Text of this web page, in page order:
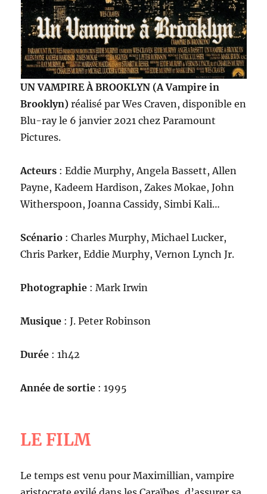
UN VAMPIRE À BROOKLYN (A Vampire in
Brooklyn) réalisé par Wes Craven, disponible en
Blu-ray le 6 janvier 2021 chez Paramount
Pictures.
Acteurs : Eddie Murphy, Angela Bassett, Allen
Payne, Kadeem Hardison, Zakes Mokae, John
Witherspoon, Joanna Cassidy, Simbi Kali…
Scénario : Charles Murphy, Michael Lucker,
Chris Parker, Eddie Murphy, Vernon Lynch Jr.
Photographie : Mark Irwin
Musique : J. Peter Robinson
Durée : 1h42
Année de sortie : 1995
LE FILM
Le temps est venu pour Maximillian, vampire